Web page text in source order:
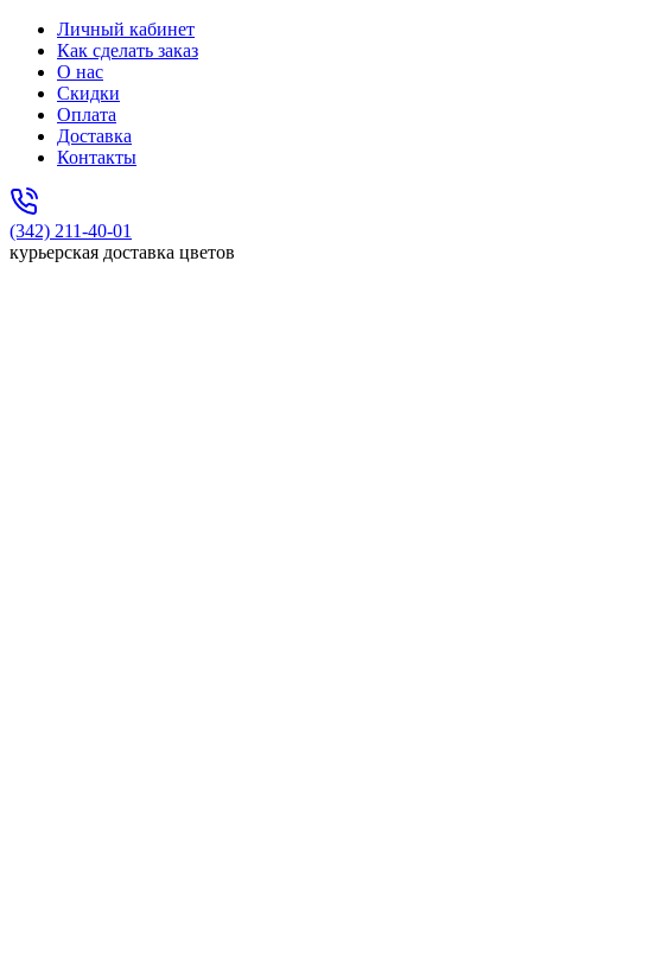
Личный кабинет
Как сделать заказ
О нас
Скидки
Оплата
Доставка
Контакты
(342) 211-40-01
курьерская доставка цветов